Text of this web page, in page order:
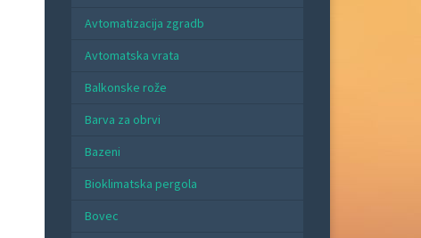
Avtomatizacija zgradb
Avtomatska vrata
Balkonske rože
Barva za obrvi
Bazeni
Bioklimatska pergola
Bovec